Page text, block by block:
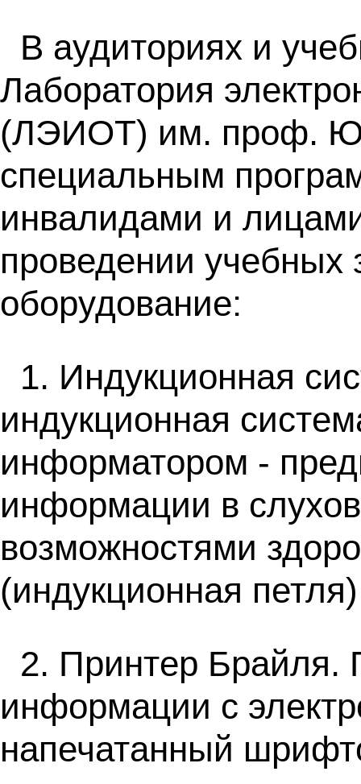
В аудиториях и
Лаборатория
(ЛЭИОТ) им. проф.
специальным
инвалидами и
проведении учебных
оборудование:
1. Индукционная
индукционная
информатором -
информации в
возможностями
(индукционная
2. Принтер Брайля.
информации с
напечатанный